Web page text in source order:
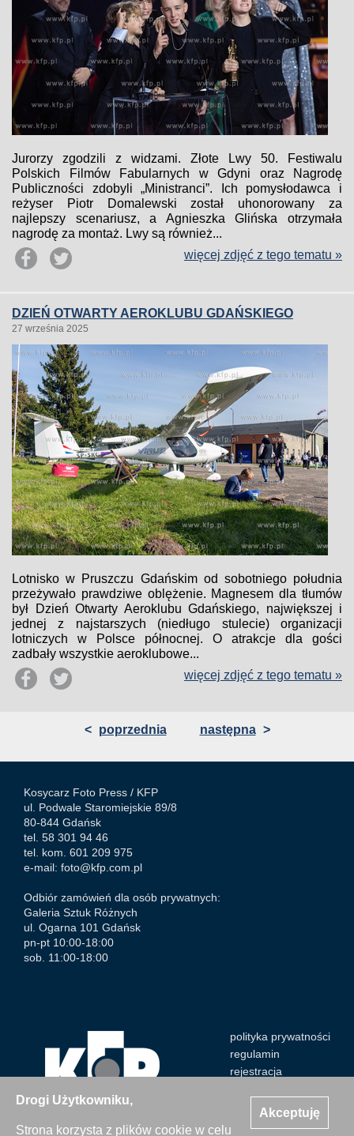
Akceptuję
Drogi Użytkowniku,
Strona korzysta z plików cookie w celu
Jurorzy zgodzili z widzami. Złote Lwy 50. Festiwalu
Polskich Filmów Fabularnych w Gdyni oraz Nagrodę
Publiczności zdobyli „Ministranci”. Ich pomysłodawca i
reżyser Piotr Domalewski został uhonorowany za
najlepszy scenariusz, a Agnieszka Glińska otrzymała
nagrodę za montaż. Lwy są również...
więcej zdjęć z tego tematu »
DZIEŃ OTWARTY AEROKLUBU GDAŃSKIEGO
27 września 2025
Lotnisko w Pruszczu Gdańskim od sobotniego południa
przeżywało prawdziwe oblężenie. Magnesem dla tłumów
był Dzień Otwarty Aeroklubu Gdańskiego, największej i
jednej z najstarszych (niedługo stulecie) organizacji
lotniczych w Polsce północnej. O atrakcje dla gości
zadbały wszystkie aeroklubowe...
więcej zdjęć z tego tematu »
< poprzednia następna >
Kosycarz Foto Press / KFP
ul. Podwale Staromiejskie 89/8
80-844 Gdańsk
tel. 58 301 94 46
tel. kom. 601 209 975
e-mail: foto@kfp.com.pl
Odbiór zamówień dla osób prywatnych:
Galeria Sztuk Różnych
ul. Ogarna 101 Gdańsk
pn-pt 10:00-18:00
sob. 11:00-18:00
polityka prywatności
regulamin
rejestracja